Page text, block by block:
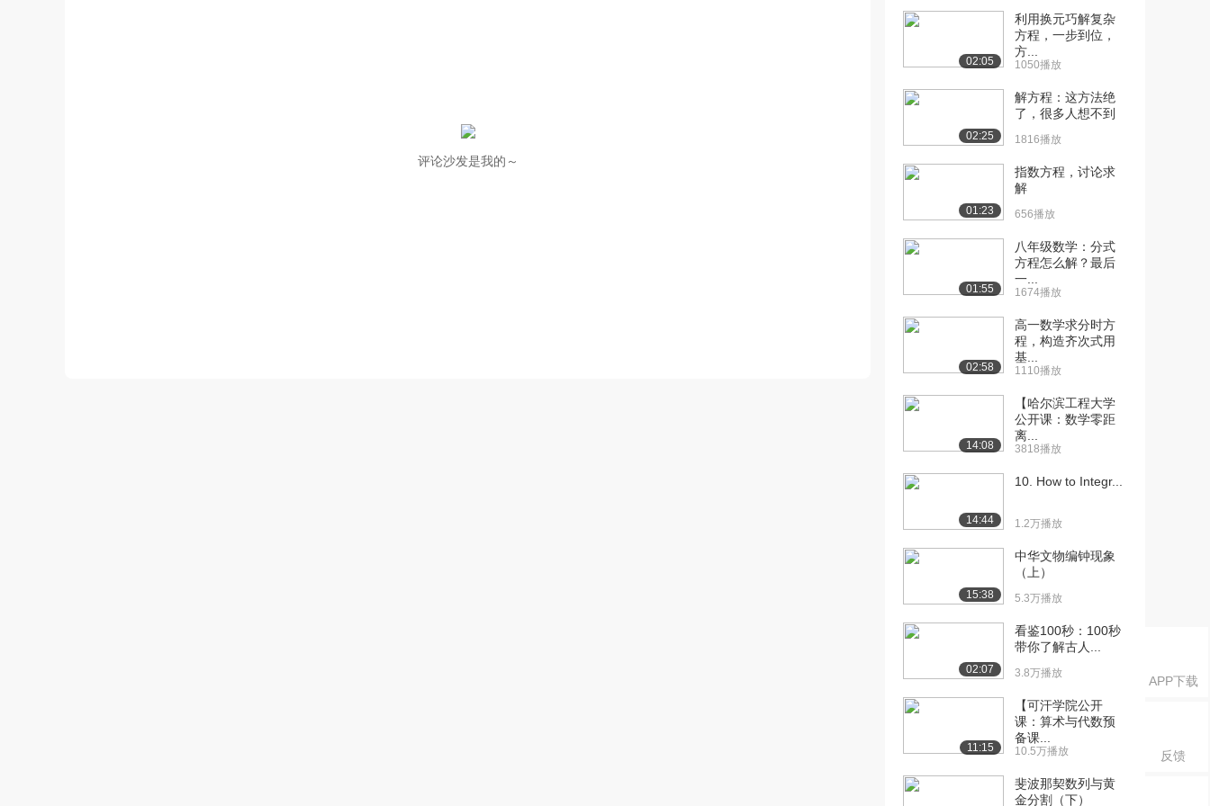
APP下载
反馈
评论沙发是我的～
[10] 2.2 函数的单调性与最
2.2万播放
25:40
[11] 2.2 函数的单调性与最
28:58
[12] 2.3 函数的奇偶性与周
26:01
[13] 2.3 函数的奇偶性与周
23:23
[14] 2.4 幂函数与二次函数
(基础A）
23:51
(提高篇B...
(基础A）
[17] 2.5指数与指数函数(提
高篇B）
[18] 2.6 对数与对数函数
(基础A）
1.8万播放
[19] 2.6对数与对数函数(提
高篇B）
8802播放
[20] 2.7 函数的图象(基础
8801播放
02:05
利用换元巧解复杂
方程，一步到位，
方...
1050播放
02:25
解方程：这方法绝
了，很多人想不到
1816播放
01:23
指数方程，讨论求
解
656播放
01:55
八年级数学：分式
方程怎么解？最后
一...
1674播放
02:58
高一数学求分时方
程，构造齐次式用
基...
1110播放
14:08
【哈尔滨工程大学
公开课：数学零距
离...
3818播放
14:44
10. How to Integr...
1.2万播放
15:38
中华文物编钟现象
（上）
5.3万播放
02:07
看鉴100秒：100秒
带你了解古人...
3.8万播放
11:15
【可汗学院公开
课：算术与代数预
备课...
10.5万播放
斐波那契数列与黄
金分割（下）